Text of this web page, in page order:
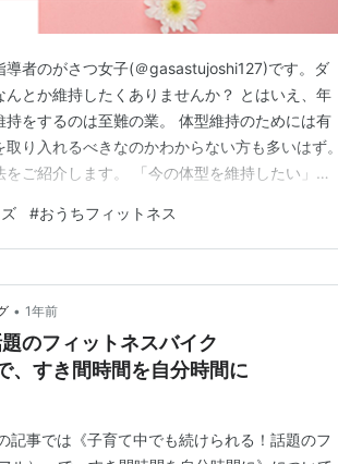
者のがさつ女子(＠gasastujoshi127)です。ダ
とか維持したくありませんか？ とはいえ、年
をするのは至難の業。 体型維持のためには有
り入れるべきなのかわからない方も多いはず。
ご紹介します。 「今の体型を維持したい」
が難しい…！ 有酸素運動と筋トレの違いとは？
#おうちフィットネス
• 1年前
のフィットネスバイク
、すき間時間を自分時間に
記事では《子育て中でも続けられる！話題のフ